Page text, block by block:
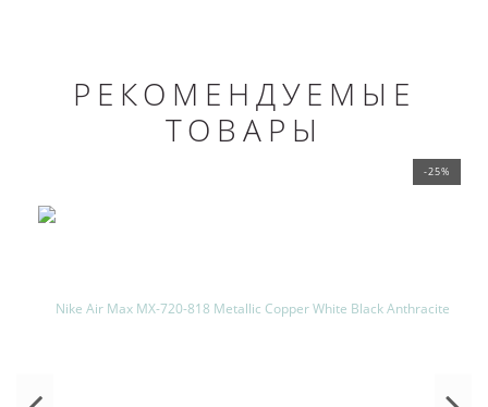
РЕКОМЕНДУЕМЫЕ
ТОВАРЫ
-25%